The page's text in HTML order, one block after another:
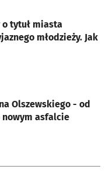
o tytuł miasta
młodzieży. Jak
Olszewskiego - od
asfalcie